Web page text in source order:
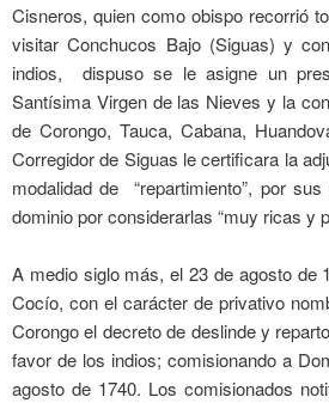
Cisneros, quien como obispo recorrió
visitar Conchucos Bajo (Siguas) y
indios,
dispuso se le asigne un
Santísima Virgen de las Nieves y la
de Corongo, Tauca, Cabana,
Corregidor de Siguas le certificara la
modalidad de
“repartimiento”, por
dominio por considerarlas “muy ricas y
A medio siglo más, el 23 de agosto de
Cocío, con el carácter de privativo
Corongo el decreto de deslinde y
favor de los indios; comisionando a
agosto de 1740. Los comisionados